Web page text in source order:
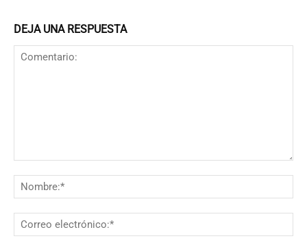
DEJA UNA RESPUESTA